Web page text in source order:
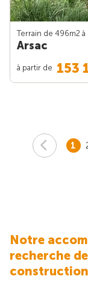
Terrain de 496m2 à
Arsac
à partir de 153
1
Notre
recherche